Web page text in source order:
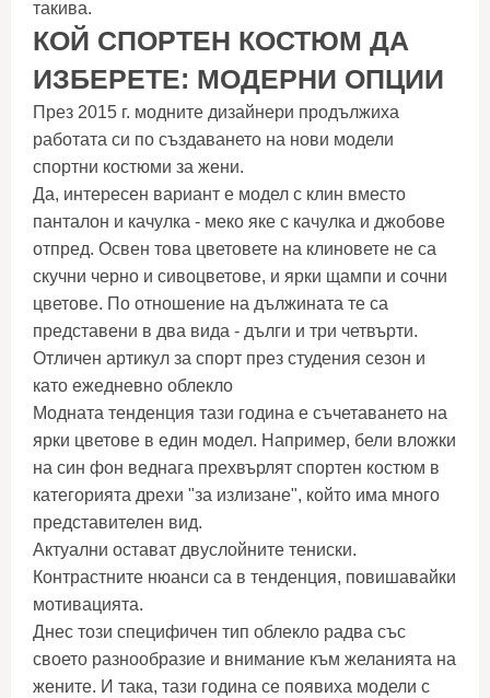
такива.
КОЙ СПОРТЕН КОСТЮМ ДА
ИЗБЕРЕТЕ: МОДЕРНИ ОПЦИИ
През 2015 г. модните дизайнери продължиха
работата си по създаването на нови модели
спортни костюми за жени.
Да, интересен вариант е модел с клин вместо
панталон и качулка - меко яке с качулка и джобове
отпред. Освен това цветовете на клиновете не са
скучни черно и сивоцветове, и ярки щампи и сочни
цветове. По отношение на дължината те са
представени в два вида - дълги и три четвърти.
Отличен артикул за спорт през студения сезон и
като ежедневно облекло
Модната тенденция тази година е съчетаването на
ярки цветове в един модел. Например, бели вложки
на син фон веднага прехвърлят спортен костюм в
категорията дрехи "за излизане", който има много
представителен вид.
Актуални остават двуслойните тениски.
Контрастните нюанси са в тенденция, повишавайки
мотивацията.
Днес този специфичен тип облекло радва със
своето разнообразие и внимание към желанията на
жените. И така, тази година се появиха модели с